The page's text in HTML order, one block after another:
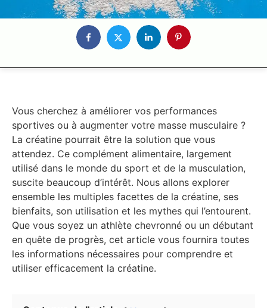
Vous cherchez à améliorer vos performances
sportives ou à augmenter votre masse musculaire ?
La créatine pourrait être la solution que vous
attendez. Ce complément alimentaire, largement
utilisé dans le monde du sport et de la musculation,
suscite beaucoup d’intérêt. Nous allons explorer
ensemble les multiples facettes de la créatine, ses
bienfaits, son utilisation et les mythes qui l’entourent.
Que vous soyez un athlète chevronné ou un débutant
en quête de progrès, cet article vous fournira toutes
les informations nécessaires pour comprendre et
utiliser efficacement la créatine.